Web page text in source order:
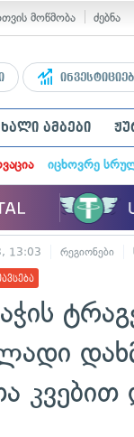
მოწმობა ძებნა
ამბები
იცხოვრე
13:03 რეგიონები